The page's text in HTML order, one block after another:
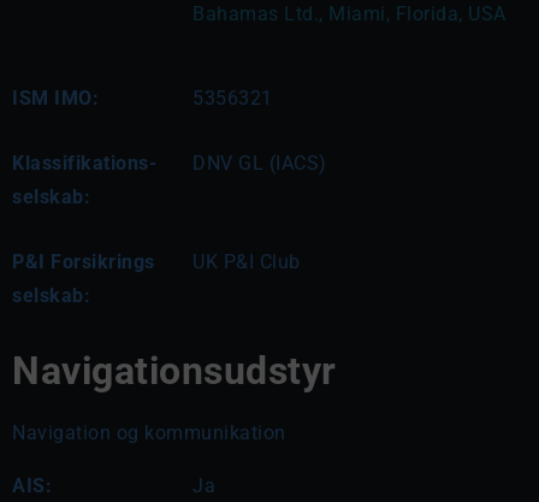
Bahamas Ltd., Miami, Florida, USA
ISM IMO: 5356321
Klassifikations-
selskab:
DNV GL (IACS)
P&I Forsikrings
selskab:
UK P&I Club
Navigationsudstyr
Navigation og kommunikation
AIS: Ja